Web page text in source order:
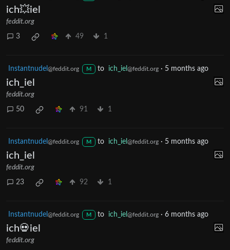
ich💥iel
feddit.org
3 49 1
Instantnudel @feddit.org M to ich_iel @feddit.org· 5 months ago
ich_iel
feddit.org
50 91 1
Instantnudel @feddit.org M to ich_iel @feddit.org· 5 months ago
ich_iel
feddit.org
23 92 1
Instantnudel @feddit.org M to ich_iel @feddit.org· 6 months ago
ich💀iel
feddit.org